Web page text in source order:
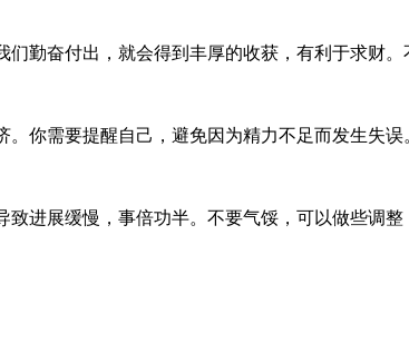
勤奋付出，就会得到丰厚的收获，有利于求财
你需要提醒自己，避免因为精力不足而发生失
进展缓慢，事倍功半。不要气馁，可以做些调